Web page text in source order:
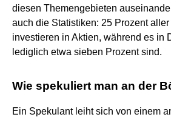
diesen Themengebieten
auch die Statistiken: 25 Prozent
investieren in Aktien, während es in
lediglich etwa sieben Prozent sind.
Wie spekuliert man an der
Ein Spekulant leiht sich von einem